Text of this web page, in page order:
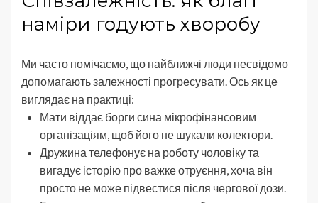
наміри годують хворобу
Ми часто помічаємо, що найближчі люди несвідомо
допомагають залежності прогресувати. Ось як це
виглядає на практиці:
Мати віддає борги сина мікрофінансовим
організаціям, щоб його не шукали колектори.
Дружина телефонує на роботу чоловіку та
вигадує історію про важке отруєння, хоча він
просто не може підвестися після чергової дози.